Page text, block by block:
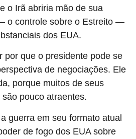
o Irã abriria mão de sua
o controle sobre o Estreito —
dos EUA.
por que o presidente pode se
de negociações. Ele
porque muitos de seus
pouco atraentes.
guerra em seu formato atual
de fogo dos EUA sobre